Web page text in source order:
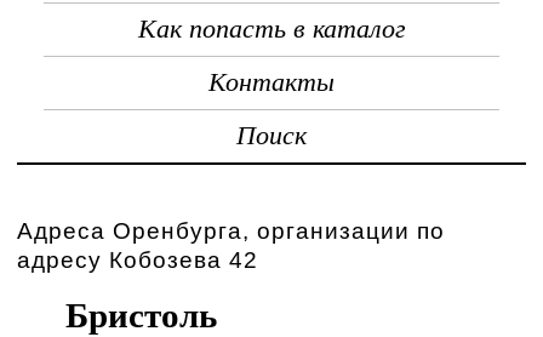
Как попасть в каталог
Контакты
Поиск
Адреса Оренбурга, организации по
адресу Кобозева 42
Бристоль